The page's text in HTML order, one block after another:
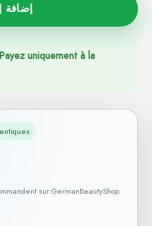
إضافة
uniquement à la
sur GermanBeautyShop